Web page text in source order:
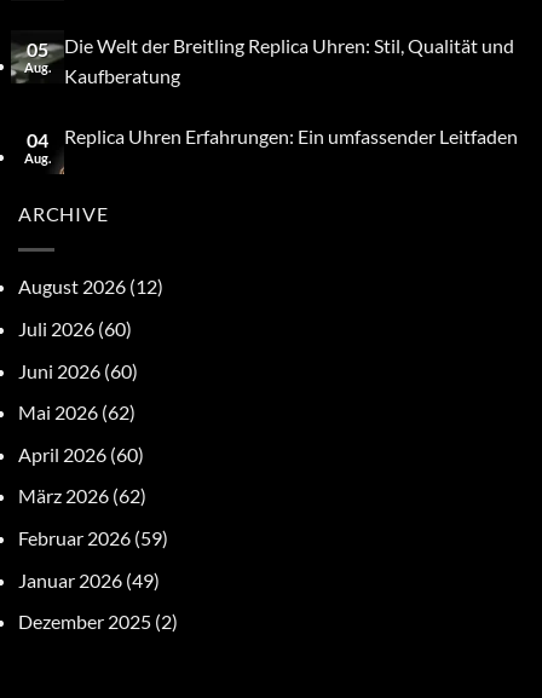
05
Aug.
Die Welt der Breitling Replica Uhren: Stil, Qualität und
Kaufberatung
04
Aug.
Replica Uhren Erfahrungen: Ein umfassender Leitfaden
ARCHIVE
August 2026 (12)
Juli 2026 (60)
Juni 2026 (60)
Mai 2026 (62)
April 2026 (60)
März 2026 (62)
Februar 2026 (59)
Januar 2026 (49)
Dezember 2025 (2)